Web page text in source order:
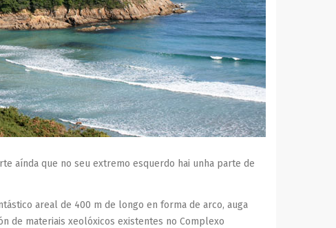
aínda que no seu extremo esquerdo hai unha parte de
areal de 400 m de longo en forma de arco, auga
de materiais xeolóxicos existentes no Complexo